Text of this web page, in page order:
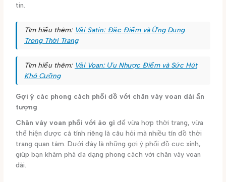
tin.
Tìm hiểu thêm: Vải Satin: Đặc Điểm và Ứng Dụng
Trong Thời Trang
Tìm hiểu thêm: Vải Voan: Ưu Nhược Điểm và Sức Hút
Khó Cưỡng
Gợi ý các phong cách phối đồ với chân váy voan dài ấn
tượng
Chân váy voan phối với áo gì để vừa hợp thời trang, vừa
thể hiện được cá tính riêng là câu hỏi mà nhiều tín đồ thời
trang quan tâm. Dưới đây là những gợi ý phối đồ cực xinh,
giúp bạn khám phá đa dạng phong cách với chân váy voan
dài.